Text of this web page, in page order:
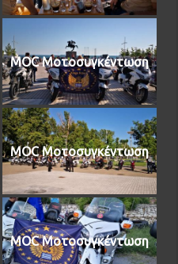
MOC Μοτοσυγκέντωση
MOC Μοτοσυγκέντωση
MOC Μοτοσυγκέντωση